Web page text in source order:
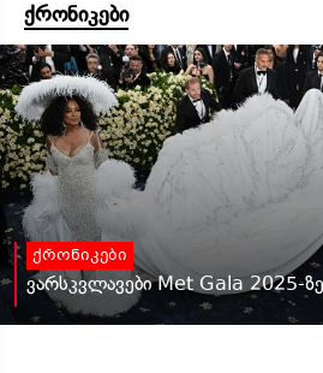
ქრონიკები
ქრონიკები
ვარსკვლავები Met Gala 2025-